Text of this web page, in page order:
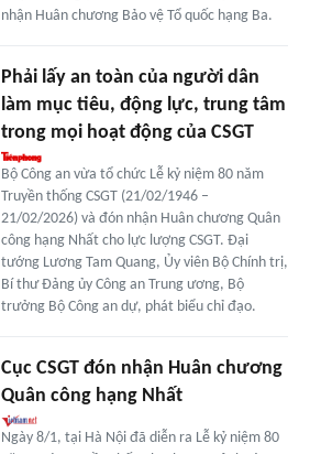
nhận Huân chương Bảo vệ Tổ quốc hạng Ba.
Phải lấy an toàn của người dân
làm mục tiêu, động lực, trung tâm
trong mọi hoạt động của CSGT
Bộ Công an vừa tổ chức Lễ kỷ niệm 80 năm
Truyền thống CSGT (21/02/1946 –
21/02/2026) và đón nhận Huân chương Quân
công hạng Nhất cho lực lượng CSGT. Đại
tướng Lương Tam Quang, Ủy viên Bộ Chính trị,
Bí thư Đảng ủy Công an Trung ương, Bộ
trưởng Bộ Công an dự, phát biểu chỉ đạo.
Cục CSGT đón nhận Huân chương
Quân công hạng Nhất
Ngày 8/1, tại Hà Nội đã diễn ra Lễ kỷ niệm 80